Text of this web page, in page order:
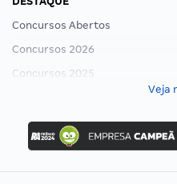
Concursos Abertos
Concursos 2026
Concursos 2025
Concurso Ibama
Concurso MPU
Editais publicados
Veja